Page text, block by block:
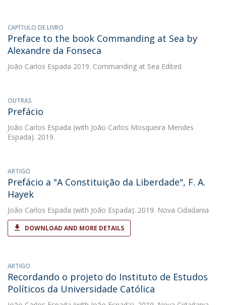
CAPÍTULO DE LIVRO
Preface to the book Commanding at Sea by
Alexandre da Fonseca
João Carlos Espada 2019. Commanding at Sea Edited
OUTRAS
Prefácio
João Carlos Espada (with João Carlos Mosqueira Mendes
Espada). 2019.
ARTIGO
Prefácio a "A Constituição da Liberdade", F. A.
Hayek
João Carlos Espada (with João Espada). 2019. Nova Cidadania
DOWNLOAD AND MORE DETAILS
ARTIGO
Recordando o projeto do Instituto de Estudos
Políticos da Universidade Católica